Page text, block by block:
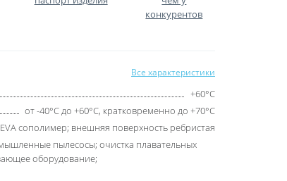
конкурентов
Все характеристики
+60°C
от -40°C до +60°C, кратковременно до +70°C
EVA сополимер; внешняя поверхность ребристая
пылесосы; очистка плавательных
оборудование;